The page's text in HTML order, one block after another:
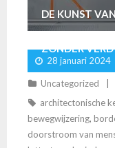
DE KUNST
ZONDER
28 januari 2024
Uncategorized
architectonische
bewegwijzering,
doorstroom van